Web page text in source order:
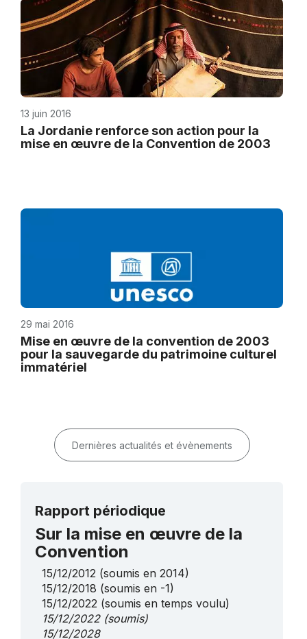
13 juin 2016
La Jordanie renforce son action pour la
mise en œuvre de la Convention de 2003
29 mai 2016
Mise en œuvre de la convention de 2003
pour la sauvegarde du patrimoine culturel
immatériel
Dernières actualités et évènements
Rapport périodique
Sur la mise en œuvre de la
Convention
15/12/2012 (soumis en 2014)
15/12/2018 (soumis en -1)
15/12/2022 (soumis en temps voulu)
15/12/2022(soumis)
15/12/2028